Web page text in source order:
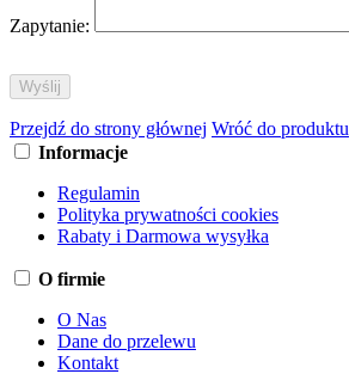
Zapytanie:
Przejdź do strony głównej Wróć do produktu
Informacje
Regulamin
Polityka prywatności cookies
Rabaty i Darmowa wysyłka
O firmie
O Nas
Dane do przelewu
Kontakt